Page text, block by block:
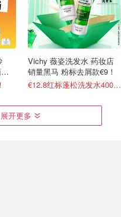
/
Vichy 薇姿洗发水 药妆店
销量黑马 粉标去屑款€9！
€12.8红标蓬松洗发水400ml
展开更多